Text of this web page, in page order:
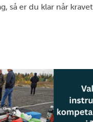
så er du klar når kravet